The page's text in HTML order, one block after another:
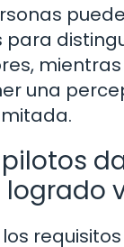
para
una
pilotos